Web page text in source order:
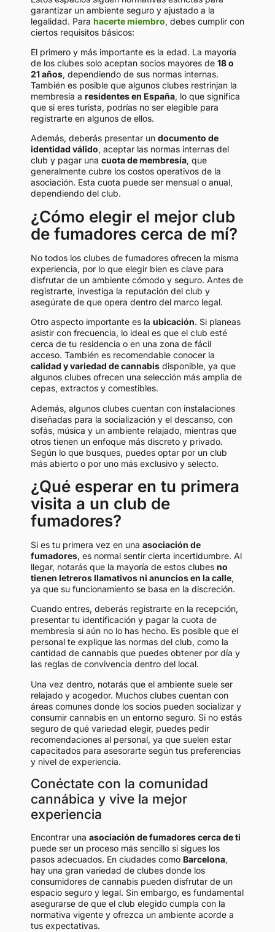
garantizar un ambiente seguro y ajustado a la
legalidad. Para hacerte miembro, debes cumplir con
ciertos requisitos básicos:
El primero y más importante es la edad. La mayoría
de los clubes solo aceptan socios mayores de 18 o
21 años, dependiendo de sus normas internas.
También es posible que algunos clubes restrinjan la
membresía a residentes en España, lo que significa
que si eres turista, podrías no ser elegible para
registrarte en algunos de ellos.
Además, deberás presentar un documento de
identidad válido, aceptar las normas internas del
club y pagar una cuota de membresía, que
generalmente cubre los costos operativos de la
asociación. Esta cuota puede ser mensual o anual,
dependiendo del club.
¿Cómo elegir el mejor club
de fumadores cerca de mí?
No todos los clubes de fumadores ofrecen la misma
experiencia, por lo que elegir bien es clave para
disfrutar de un ambiente cómodo y seguro. Antes de
registrarte, investiga la reputación del club y
asegúrate de que opera dentro del marco legal.
Otro aspecto importante es la ubicación. Si planeas
asistir con frecuencia, lo ideal es que el club esté
cerca de tu residencia o en una zona de fácil
acceso. También es recomendable conocer la
calidad y variedad de cannabis disponible, ya que
algunos clubes ofrecen una selección más amplia de
cepas, extractos y comestibles.
Además, algunos clubes cuentan con instalaciones
diseñadas para la socialización y el descanso, con
sofás, música y un ambiente relajado, mientras que
otros tienen un enfoque más discreto y privado.
Según lo que busques, puedes optar por un club
más abierto o por uno más exclusivo y selecto.
¿Qué esperar en tu primera
visita a un club de
fumadores?
Si es tu primera vez en una asociación de
fumadores, es normal sentir cierta incertidumbre. Al
llegar, notarás que la mayoría de estos clubes no
tienen letreros llamativos ni anuncios en la calle,
ya que su funcionamiento se basa en la discreción.
Cuando entres, deberás registrarte en la recepción,
presentar tu identificación y pagar la cuota de
membresía si aún no lo has hecho. Es posible que el
personal te explique las normas del club, como la
cantidad de cannabis que puedes obtener por día y
las reglas de convivencia dentro del local.
Una vez dentro, notarás que el ambiente suele ser
relajado y acogedor. Muchos clubes cuentan con
áreas comunes donde los socios pueden socializar y
consumir cannabis en un entorno seguro. Si no estás
seguro de qué variedad elegir, puedes pedir
recomendaciones al personal, ya que suelen estar
capacitados para asesorarte según tus preferencias
y nivel de experiencia.
Conéctate con la comunidad
cannábica y vive la mejor
experiencia
Encontrar una asociación de fumadores cerca de ti
puede ser un proceso más sencillo si sigues los
pasos adecuados. En ciudades como Barcelona,
hay una gran variedad de clubes donde los
consumidores de cannabis pueden disfrutar de un
espacio seguro y legal. Sin embargo, es fundamental
asegurarse de que el club elegido cumpla con la
normativa vigente y ofrezca un ambiente acorde a
tus expectativas.